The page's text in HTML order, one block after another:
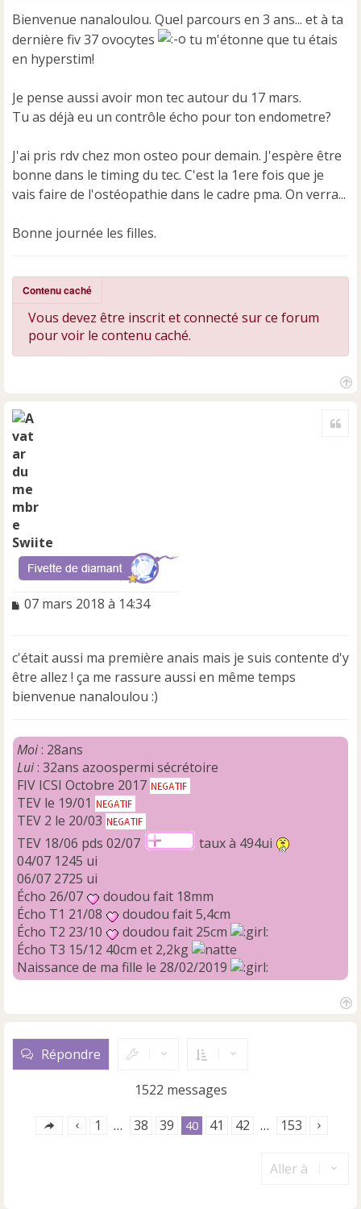
s
a
g
e
n
l
Bienvenue nanaloulou. Quel parcours en 3 ans... et à ta
dernière fiv 37 ovocytes
tu m'étonne que tu étais
en hyperstim!
Je pense aussi avoir mon tec autour du 17 mars.
Tu as déjà eu un contrôle écho pour ton endometre?
J'ai pris rdv chez mon osteo pour demain. J'espère être
bonne dans le timing du tec. C'est la 1ere fois que je
vais faire de l'ostéopathie dans le cadre pma. On verra...
Bonne journée les filles.
Contenu caché
Vous devez être inscrit et connecté sur ce forum
pour voir le contenu caché.
Swiite
M
s
a
g
e
n
l
u
07 mars 2018 à 14:34
c'était aussi ma première anais mais je suis contente d'y
être allez ! ça me rassure aussi en même temps
bienvenue nanaloulou :)
Moi: 28ans
Lui: 32ans azoospermi sécrétoire
FIV ICSI Octobre 2017
TEV le 19/01
TEV 2 le 20/03
TEV 18/06 pds 02/07
taux à 494ui
04/07 1245 ui
06/07 2725 ui
Écho 26/07
doudou fait 18mm
Écho T1 21/08
doudou fait 5,4cm
Écho T2 23/10
doudou fait 25cm
Écho T3 15/12 40cm et 2,2kg
Naissance de ma fille le 28/02/2019
Répondre
1522 messages
1 … 38 39 40 41 42 … 153
Aller à